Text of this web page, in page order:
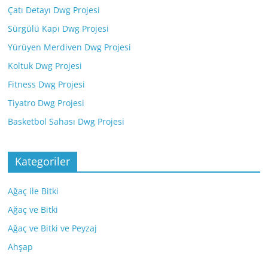
Çatı Detayı Dwg Projesi
Sürgülü Kapı Dwg Projesi
Yürüyen Merdiven Dwg Projesi
Koltuk Dwg Projesi
Fitness Dwg Projesi
Tiyatro Dwg Projesi
Basketbol Sahası Dwg Projesi
Kategoriler
Ağaç ile Bitki
Ağaç ve Bitki
Ağaç ve Bitki ve Peyzaj
Ahşap